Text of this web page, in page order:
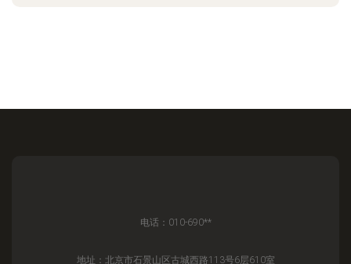
电话：010-690**
地址：北京市石景山区古城西路113号6层610室